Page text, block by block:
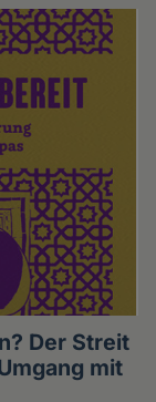
Der Streit
mit